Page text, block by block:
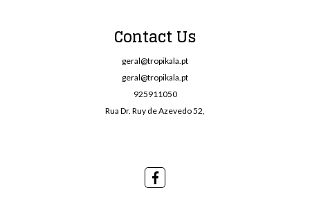
Contact Us
geral@tropikala.pt
geral@tropikala.pt
925911050
Rua Dr. Ruy de Azevedo 52,